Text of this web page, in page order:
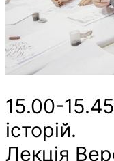
15.00-
історій.
Лекція